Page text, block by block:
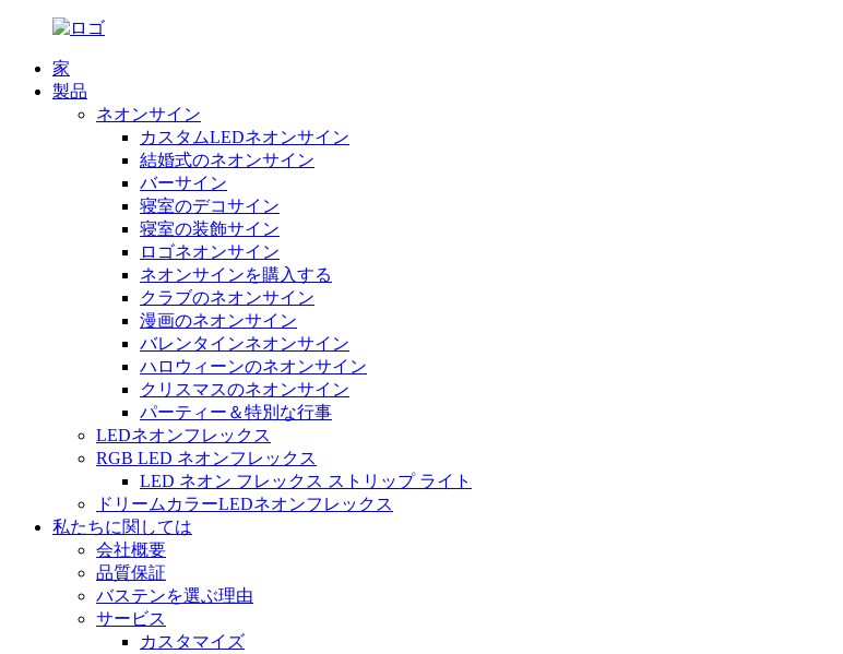
家
製品
ネオンサイン
カスタムLEDネオンサイン
結婚式のネオンサイン
バーサイン
寝室のデコサイン
寝室の装飾サイン
ロゴネオンサイン
ネオンサインを購入する
クラブのネオンサイン
漫画のネオンサイン
バレンタインネオンサイン
ハロウィーンのネオンサイン
クリスマスのネオンサイン
パーティー＆特別な行事
LEDネオンフレックス
RGB LED ネオンフレックス
LED ネオン フレックス ストリップ ライト
ドリームカラーLEDネオンフレックス
私たちに関しては
会社概要
品質保証
バステンを選ぶ理由
サービス
カスタマイズ